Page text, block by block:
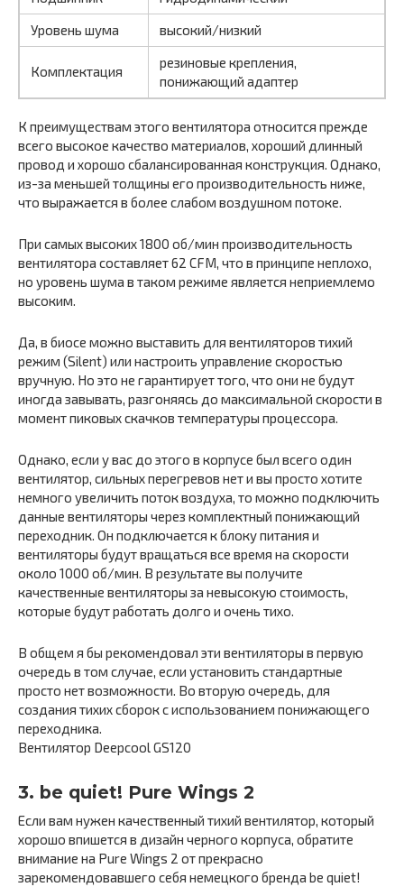
Уровень шума
высокий/низкий
Комплектация
резиновые крепления,
понижающий адаптер
К преимуществам этого вентилятора относится прежде
всего высокое качество материалов, хороший длинный
провод и хорошо сбалансированная конструкция. Однако,
из-за меньшей толщины его производительность ниже,
что выражается в более слабом воздушном потоке.
При самых высоких 1800 об/мин производительность
вентилятора составляет 62 CFM, что в принципе неплохо,
но уровень шума в таком режиме является неприемлемо
высоким.
Да, в биосе можно выставить для вентиляторов тихий
режим (Silent) или настроить управление скоростью
вручную. Но это не гарантирует того, что они не будут
иногда завывать, разгоняясь до максимальной скорости в
момент пиковых скачков температуры процессора.
Однако, если у вас до этого в корпусе был всего один
вентилятор, сильных перегревов нет и вы просто хотите
немного увеличить поток воздуха, то можно подключить
данные вентиляторы через комплектный понижающий
переходник. Он подключается к блоку питания и
вентиляторы будут вращаться все время на скорости
около 1000 об/мин. В результате вы получите
качественные вентиляторы за невысокую стоимость,
которые будут работать долго и очень тихо.
В общем я бы рекомендовал эти вентиляторы в первую
очередь в том случае, если установить стандартные
просто нет возможности. Во вторую очередь, для
создания тихих сборок с использованием понижающего
переходника.
Вентилятор Deepcool GS120
3. be quiet! Pure Wings 2
Если вам нужен качественный тихий вентилятор, который
хорошо впишется в дизайн черного корпуса, обратите
внимание на Pure Wings 2 от прекрасно
зарекомендовавшего себя немецкого бренда be quiet!